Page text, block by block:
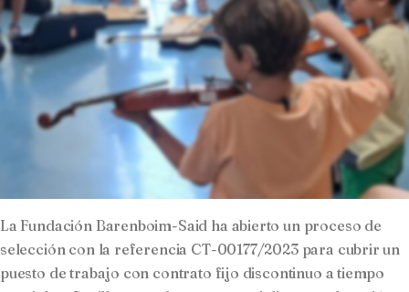
La Fundación Barenboim-Said ha abierto un proceso de
selección con la referencia CT-00177/2023 para cubrir un
puesto de trabajo con contrato fijo discontinuo a tiempo